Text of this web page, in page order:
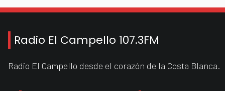
Radio El Campello 107.3FM
Radio El Campello desde el corazón de la Costa Blanca.